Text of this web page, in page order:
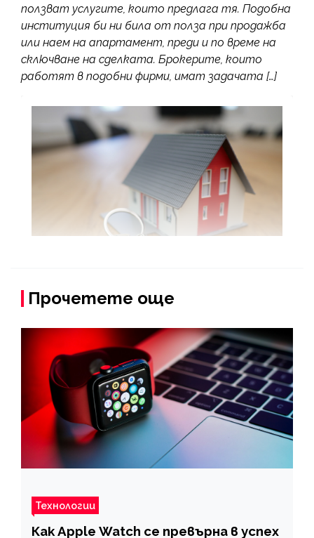
ползват услугите, които предлага тя. Подобна
институция би ни била от полза при продажба
или наем на апартамент, преди и по време на
сключване на сделката. Брокерите, които
работят в подобни фирми, имат задачата […]
Прочетете още
Технологии
Как Apple Watch се превърна в успех